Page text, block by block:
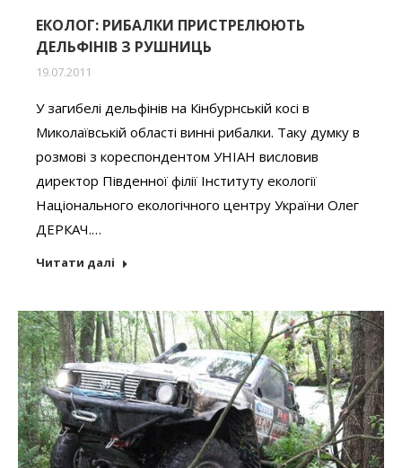
ЕКОЛОГ: РИБАЛКИ ПРИСТРЕЛЮЮТЬ
ДЕЛЬФІНІВ З РУШНИЦЬ
19.07.2011
У загибелі дельфінів на Кінбурнській косі в
Миколаївській області винні рибалки. Таку думку в
розмові з кореспондентом УНІАН висловив
директор Південної філії Інституту екології
Національного екологічного центру України Олег
ДЕРКАЧ.…
Читати далі